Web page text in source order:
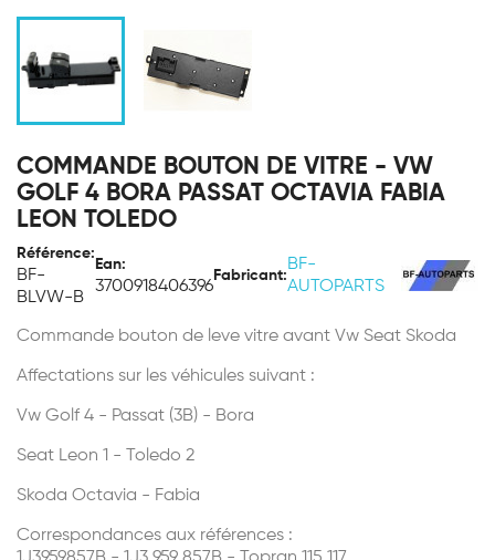
COMMANDE BOUTON DE VITRE - VW
GOLF 4 BORA PASSAT OCTAVIA FABIA
LEON TOLEDO
Référence:
BF-
BLVW-B
Ean:
3700918406396
Fabricant:
BF-
AUTOPARTS
Commande bouton de leve vitre avant Vw Seat Skoda
Affectations sur les véhicules suivant :
Vw Golf 4 - Passat (3B) - Bora
Seat Leon 1 - Toledo 2
Skoda Octavia - Fabia
Correspondances aux références :